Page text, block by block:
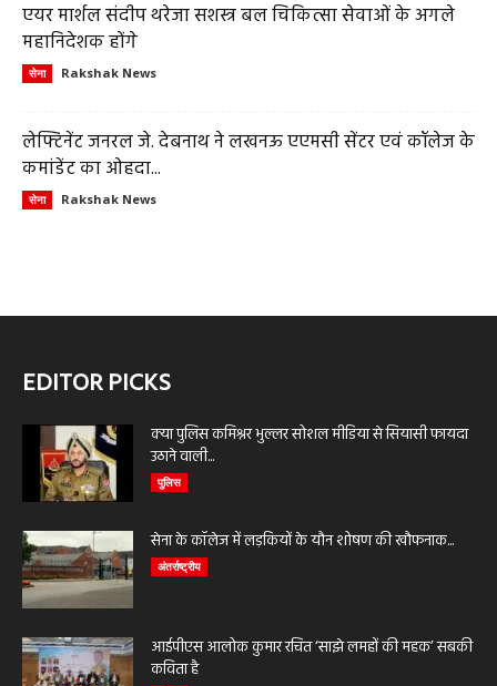
एयर मार्शल संदीप थरेजा सशस्त्र बल चिकित्सा सेवाओं के अगले
महानिदेशक होंगे
सेना Rakshak News
लेफ्टिनेंट जनरल जे. देबनाथ ने लखनऊ एएमसी सेंटर एवं कॉलेज के
कमांडेंट का ओहदा...
सेना Rakshak News
EDITOR PICKS
क्या पुलिस कमिश्नर भुल्लर सोशल मीडिया से सियासी फायदा
उठाने वाली...
पुलिस
सेना के कॉलेज में लड़कियों के यौन शोषण की खौफनाक...
अंतर्राष्ट्रीय
आईपीएस आलोक कुमार रचित ‘साझे लमहों की महक’ सबकी
कविता है